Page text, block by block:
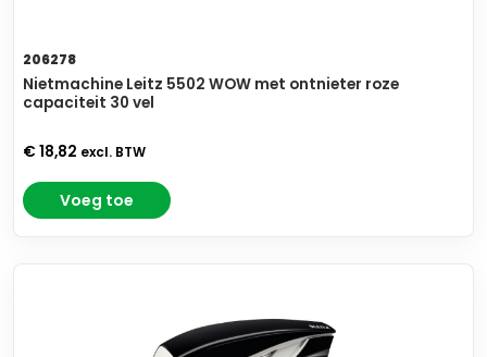
206278
Nietmachine Leitz 5502 WOW met ontnieter roze
capaciteit 30 vel
€ 18,82 excl. BTW
Voeg toe